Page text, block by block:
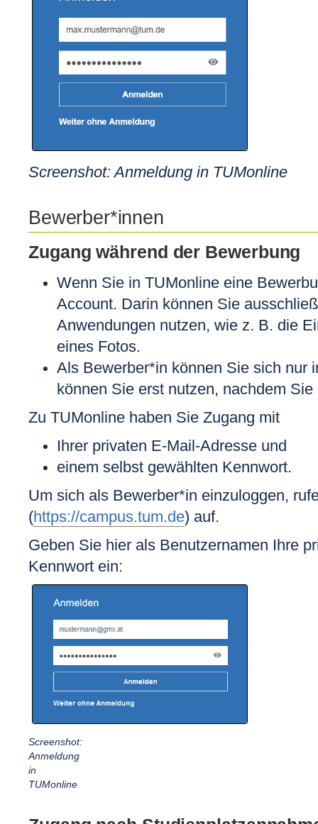
Screenshot: Anmeldung in TUMonline
Bewerber*innen
Zugang während der Bewerbung
Wenn Sie in TUMonline eine
Account. Darin können Sie
Anwendungen nutzen, wie z. B. die
eines Fotos.
Als Bewerber*in können Sie sich nur
können Sie erst nutzen, nachdem
Zu TUMonline haben Sie Zugang mit
Ihrer privaten E-Mail-Adresse und
einem selbst gewählten Kennwort.
Um sich als Bewerber*in einzuloggen,
(https://campus.tum.de) auf.
Geben Sie hier als Benutzernamen Ihre
Kennwort ein:
Screenshot:
Anmeldung
in
TUMonline